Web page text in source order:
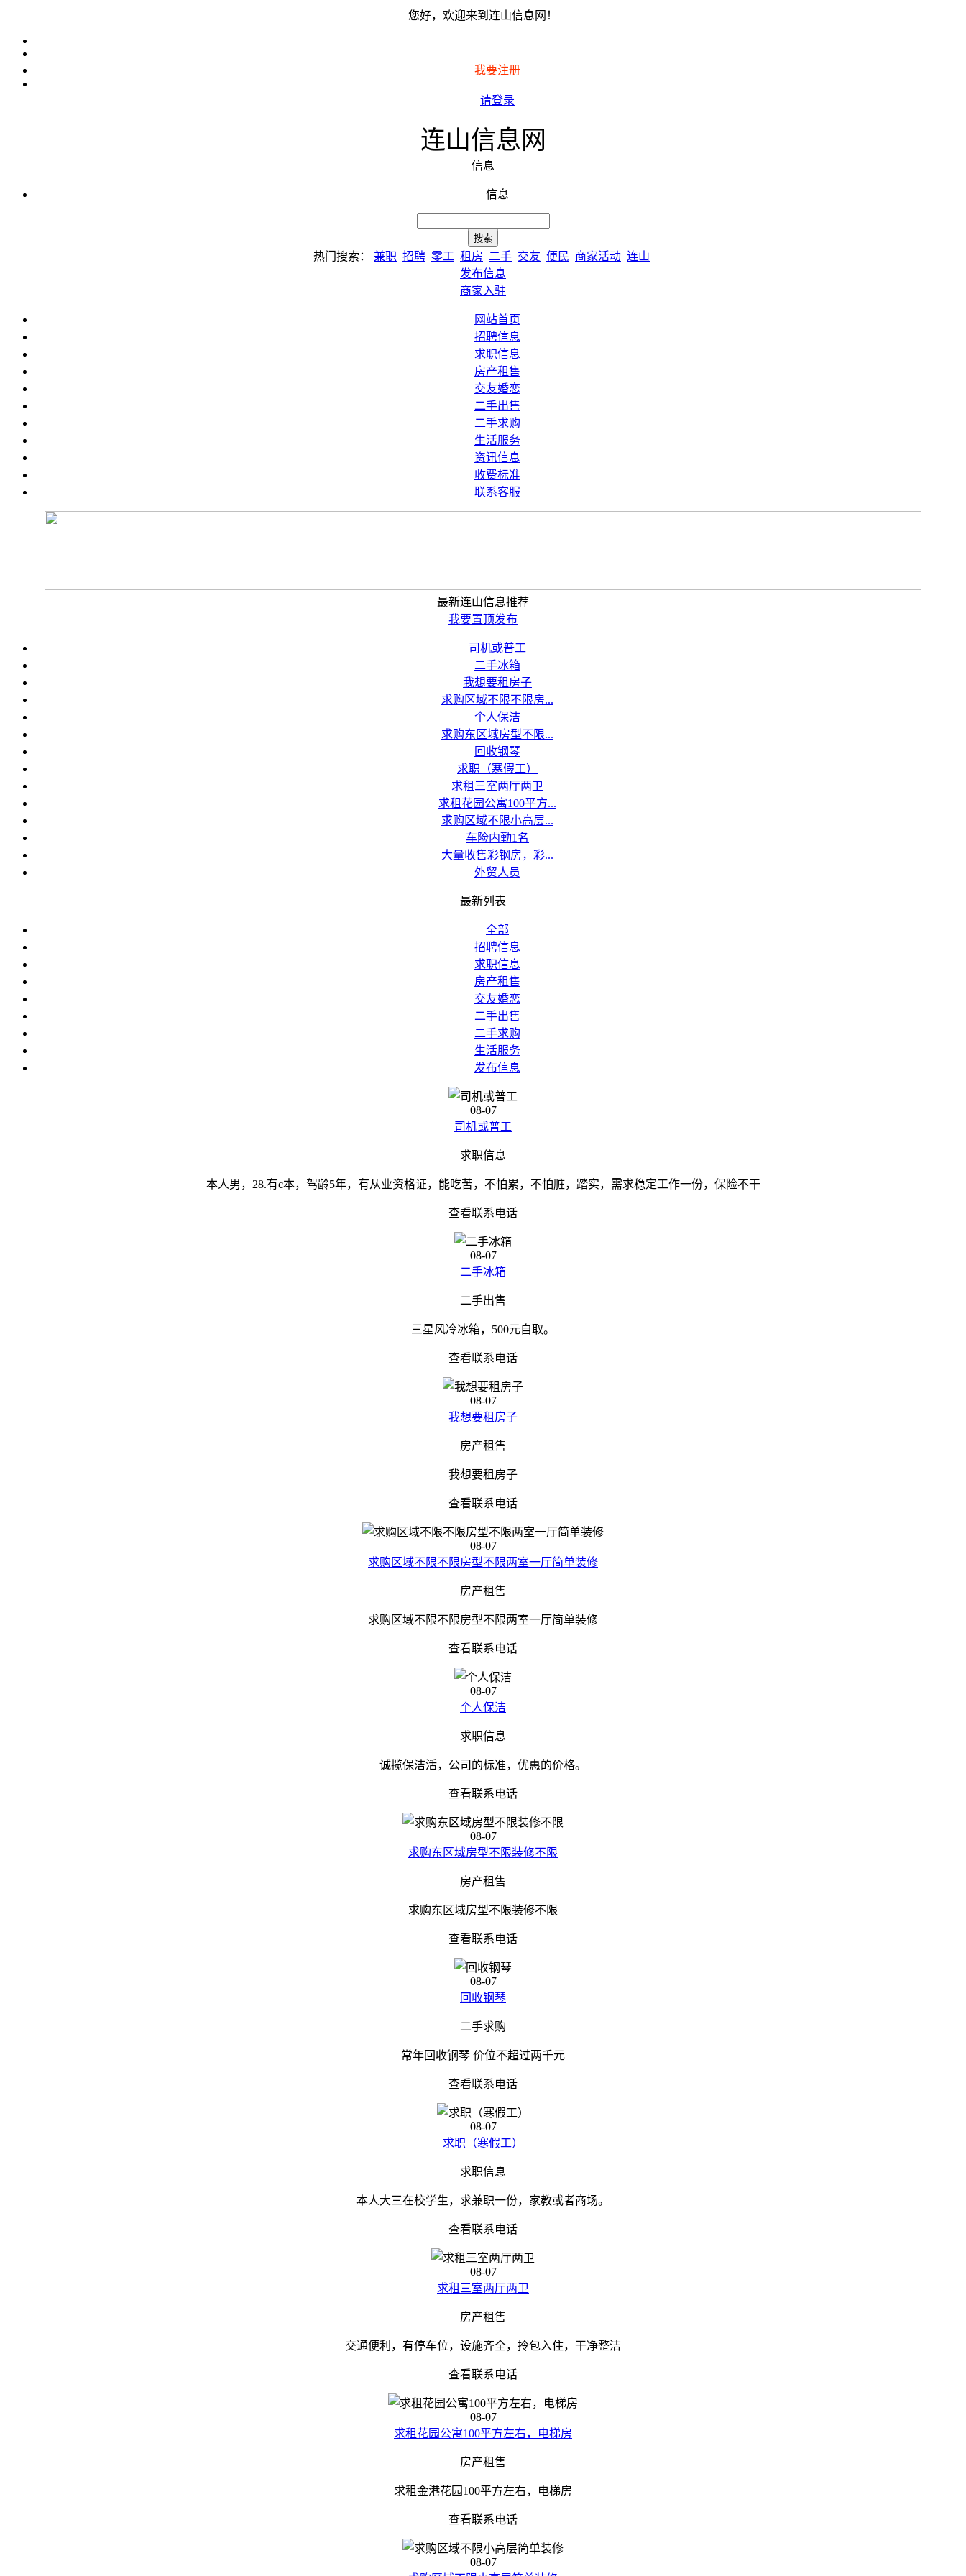
您好，欢迎来到连山信息网！
我要注册
请登录
连山信息网
信息
信息
热门搜索： 兼职 招聘 零工 租房 二手 交友 便民 商家活动 连山
发布信息
商家入驻
网站首页
招聘信息
求职信息
房产租售
交友婚恋
二手出售
二手求购
生活服务
资讯信息
收费标准
联系客服
最新连山信息推荐
我要置顶发布
司机或普工
二手冰箱
我想要租房子
求购区域不限不限房...
个人保洁
求购东区域房型不限...
回收钢琴
求职（寒假工）
求租三室两厅两卫
求租花园公寓100平方...
求购区域不限小高层...
车险内勤1名
大量收售彩钢房，彩...
外贸人员
最新列表
全部
招聘信息
求职信息
房产租售
交友婚恋
二手出售
二手求购
生活服务
发布信息
08-07
司机或普工
求职信息
本人男，28.有c本，驾龄5年，有从业资格证，能吃苦，不怕累，不怕脏，踏实，需求稳定工作一份，保险不干
查看联系电话
08-07
二手冰箱
二手出售
三星风冷冰箱，500元自取。
查看联系电话
08-07
我想要租房子
房产租售
我想要租房子
查看联系电话
08-07
求购区域不限不限房型不限两室一厅简单装修
房产租售
求购区域不限不限房型不限两室一厅简单装修
查看联系电话
08-07
个人保洁
求职信息
诚揽保洁活，公司的标准，优惠的价格。
查看联系电话
08-07
求购东区域房型不限装修不限
房产租售
求购东区域房型不限装修不限
查看联系电话
08-07
回收钢琴
二手求购
常年回收钢琴 价位不超过两千元
查看联系电话
08-07
求职（寒假工）
求职信息
本人大三在校学生，求兼职一份，家教或者商场。
查看联系电话
08-07
求租三室两厅两卫
房产租售
交通便利，有停车位，设施齐全，拎包入住，干净整洁
查看联系电话
08-07
求租花园公寓100平方左右，电梯房
房产租售
求租金港花园100平方左右，电梯房
查看联系电话
08-07